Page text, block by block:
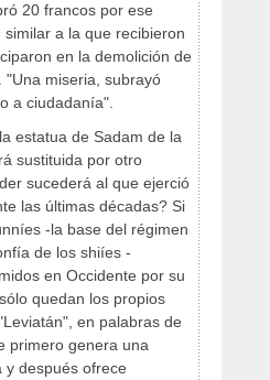
20 francos por ese
a la que recibieron
en la demolición de
"Una miseria, subrayó
a ciudadanía".
estatua de Sadam de la
sustituida por otro
sucederá al que ejerció
las últimas décadas? Si
-la base del régimen
de los shiíes -
en Occidente por su
quedan los propios
en palabras de
primero genera una
y después ofrece